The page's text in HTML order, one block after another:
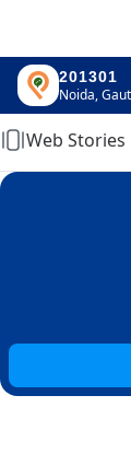
201301
Home
Web Stories